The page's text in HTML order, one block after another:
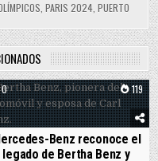
PARIS 2024, PUERTO
0 119
Benz reconoce el
legado de Bertha Benz y